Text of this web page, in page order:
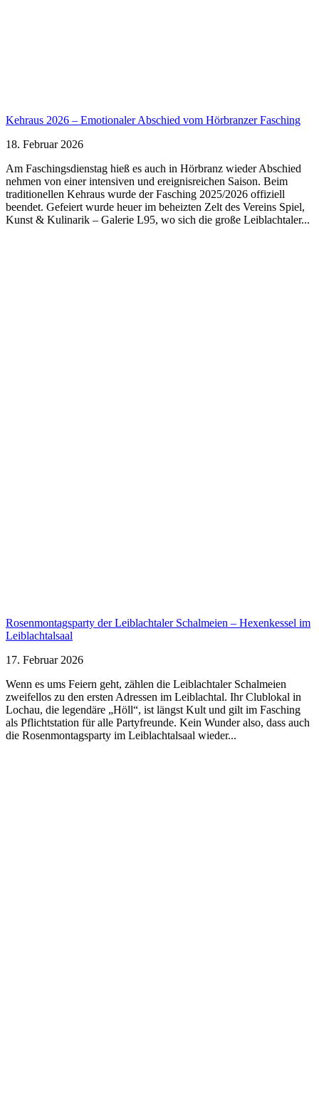
Kehraus 2026 – Emotionaler Abschied vom Hörbranzer Fasching
18. Februar 2026
Am Faschingsdienstag hieß es auch in Hörbranz wieder Abschied
nehmen von einer intensiven und ereignisreichen Saison. Beim
traditionellen Kehraus wurde der Fasching 2025/2026 offiziell
beendet. Gefeiert wurde heuer im beheizten Zelt des Vereins Spiel,
Kunst & Kulinarik – Galerie L95, wo sich die große Leiblachtaler...
Rosenmontagsparty der Leiblachtaler Schalmeien – Hexenkessel im
Leiblachtalsaal
17. Februar 2026
Wenn es ums Feiern geht, zählen die Leiblachtaler Schalmeien
zweifellos zu den ersten Adressen im Leiblachtal. Ihr Clublokal in
Lochau, die legendäre „Höll“, ist längst Kult und gilt im Fasching
als Pflichtstation für alle Partyfreunde. Kein Wunder also, dass auch
die Rosenmontagsparty im Leiblachtalsaal wieder...